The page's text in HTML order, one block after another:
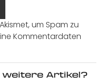
um Spam zu
Kommentardaten
weitere Artikel?